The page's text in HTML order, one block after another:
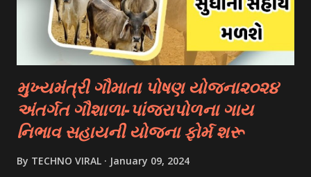
organizations, foundations, and corporations offer
scholarships to students for studying abroad. These
scholarships can be based on different criter...
મુખ્યમંત્રી ગૌમાતા પોષણ યોજના૨૦૨૪
અંતર્ગત ગૌશાળા-પાંજરાપોળના ગાય
નિભાવ સહાયની યોજના ફોર્મ શરૂ
By TECHNO VIRAL January 09, 2024